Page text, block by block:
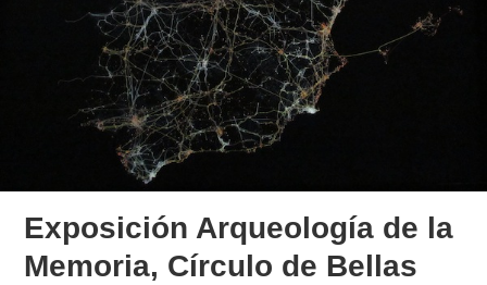
Exposición Arqueología de la
Memoria, Círculo de Bellas